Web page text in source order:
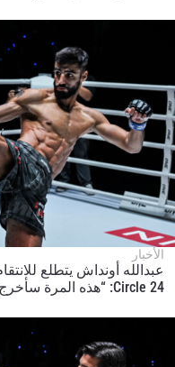
الأخبار
Circle 24: “هذه المرة سأخرج منتصراً”